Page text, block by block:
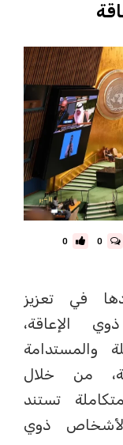
0
0
في تعزيز
الإعاقة،
والمستدامة
من خلال
تستند
ذوي